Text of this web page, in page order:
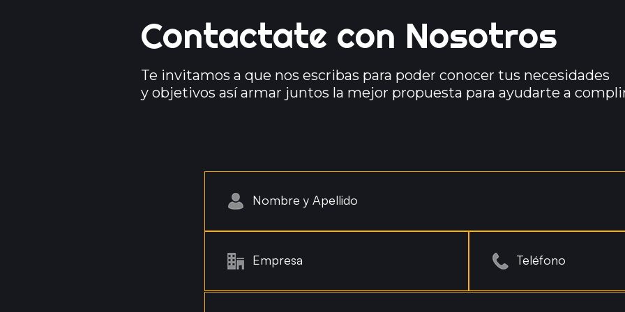
Contactate con Nosotros
Te invitamos a que nos escribas para poder conocer tus necesidades
y objetivos así armar juntos la mejor propuesta para ayudarte a